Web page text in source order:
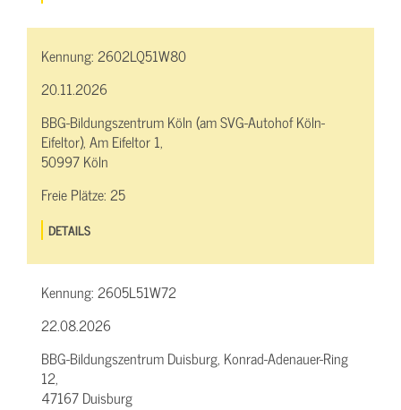
Kennung:2602LQ51W80
20.11.2026
BBG-Bildungszentrum Köln (am SVG-Autohof Köln-
Eifeltor), Am Eifeltor 1,
50997 Köln
Freie Plätze:25
DETAILS
Kennung:2605L51W72
22.08.2026
BBG-Bildungszentrum Duisburg, Konrad-Adenauer-Ring
12,
47167 Duisburg